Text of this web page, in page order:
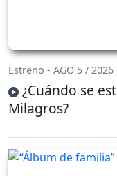
Estreno - AGO 5 / 2026
¿Cuándo se
Milagros?